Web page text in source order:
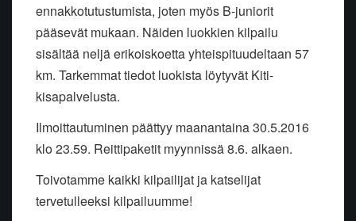
ennakkotutustumista, joten myös B-juniorit
pääsevät mukaan. Näiden luokkien kilpailu
sisältää neljä erikoiskoetta yhteispituudeltaan 57
km. Tarkemmat tiedot luokista löytyvät Kiti-
kisapalvelusta.
Ilmoittautuminen päättyy maanantaina 30.5.2016
klo 23.59. Reittipaketit myynnissä 8.6. alkaen.
Toivotamme kaikki kilpailijat ja katselijat
tervetulleeksi kilpailuumme!